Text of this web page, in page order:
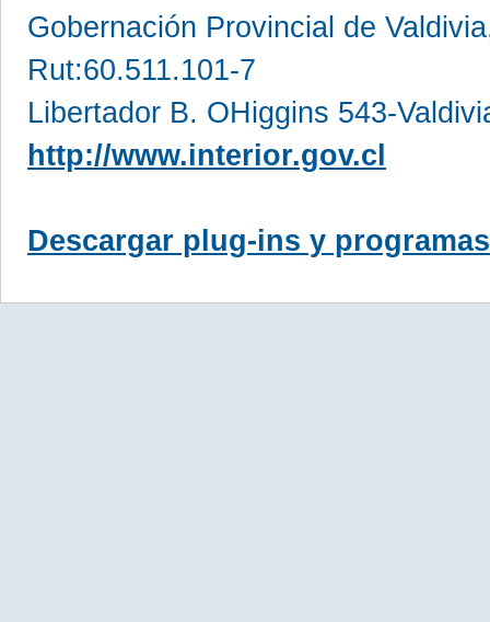
Gobernación Provincial de
Rut:60.511.101-7
Libertador B. OHiggins 543-
http://www.interior.gov.cl
Descargar plug-ins y